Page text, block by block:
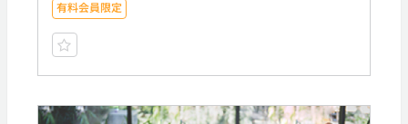
有料会員限定